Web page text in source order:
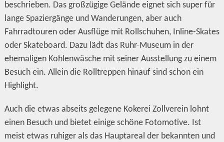
beschrieben. Das großzügige Gelände eignet sich super für
lange Spaziergänge und Wanderungen, aber auch
Fahrradtouren oder Ausflüge mit Rollschuhen, Inline-Skates
oder Skateboard. Dazu lädt das Ruhr-Museum in der
ehemaligen Kohlenwäsche mit seiner Ausstellung zu einem
Besuch ein. Allein die Rolltreppen hinauf sind schon ein
Highlight.
Auch die etwas abseits gelegene Kokerei Zollverein lohnt
einen Besuch und bietet einige schöne Fotomotive. Ist
meist etwas ruhiger als das Hauptareal der bekannten und